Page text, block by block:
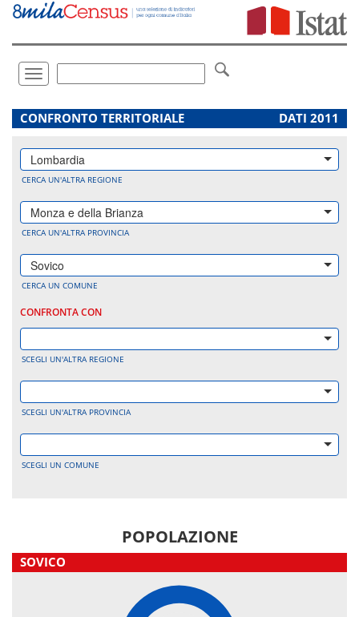
Vai
direttamente
Toggle
navigation
.
CONFRONTO TERRITORIALE DATI 2011
Lombardia
CERCA UN'ALTRA REGIONE
Monza e della Brianza
CERCA UN'ALTRA PROVINCIA
Sovico
CERCA UN COMUNE
CONFRONTA CON
SCEGLI UN'ALTRA REGIONE
SCEGLI UN'ALTRA PROVINCIA
SCEGLI UN COMUNE
POPOLAZIONE
SOVICO